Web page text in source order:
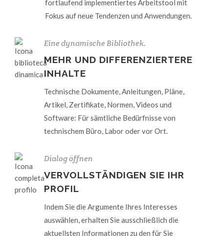
fortlaufend implementiertes Arbeitstool mit
Fokus auf neue Tendenzen und Anwendungen.
Eine dynamische Bibliothek.
MEHR UND DIFFERENZIERTERE
INHALTE
Technische Dokumente, Anleitungen, Pläne,
Artikel, Zertifikate, Normen, Videos und
Software: Für sämtliche Bedürfnisse von
technischem Büro, Labor oder vor Ort.
Dialog öffnen
VERVOLLSTÄNDIGEN SIE IHR
PROFIL
Indem Sie die Argumente Ihres Interesses
auswählen, erhalten Sie ausschließlich die
aktuellsten Informationen zu den für Sie